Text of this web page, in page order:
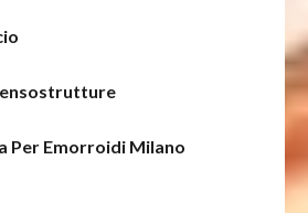
Per Emorroidi Milano